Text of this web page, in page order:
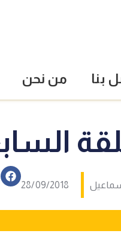
بنا من نحن
28/09/2018